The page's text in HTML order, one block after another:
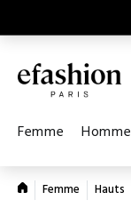
Femme Homme
Femme Hauts